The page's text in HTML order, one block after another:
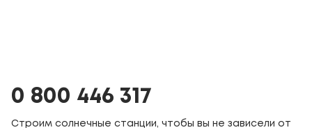
0 800 446 317
Строим солнечные станции, чтобы вы не зависели от